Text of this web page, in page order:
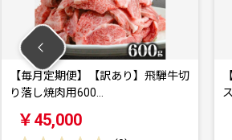
り】飛騨牛切
【毎月定期便】飛騨牛
ス】すき焼き・しゃぶ…